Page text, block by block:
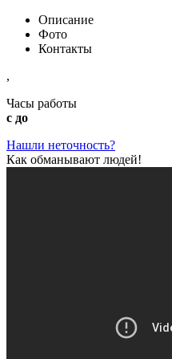
Описание
Фото
Контакты
,
Часы работы
с до
Нашли неточность?
Как обманывают людей!